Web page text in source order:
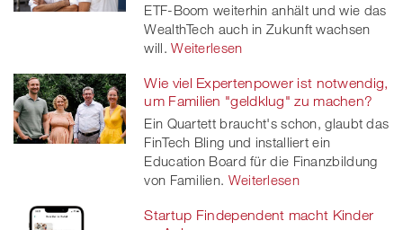
ETF-Boom weiterhin anhält und wie das
WealthTech auch in Zukunft wachsen
will. Weiterlesen
Wie viel Expertenpower ist notwendig,
um Familien "geldklug" zu machen?
Ein Quartett braucht's schon, glaubt das
FinTech Bling und installiert ein
Education Board für die Finanzbildung
von Familien. Weiterlesen
Startup Findependent macht Kinder